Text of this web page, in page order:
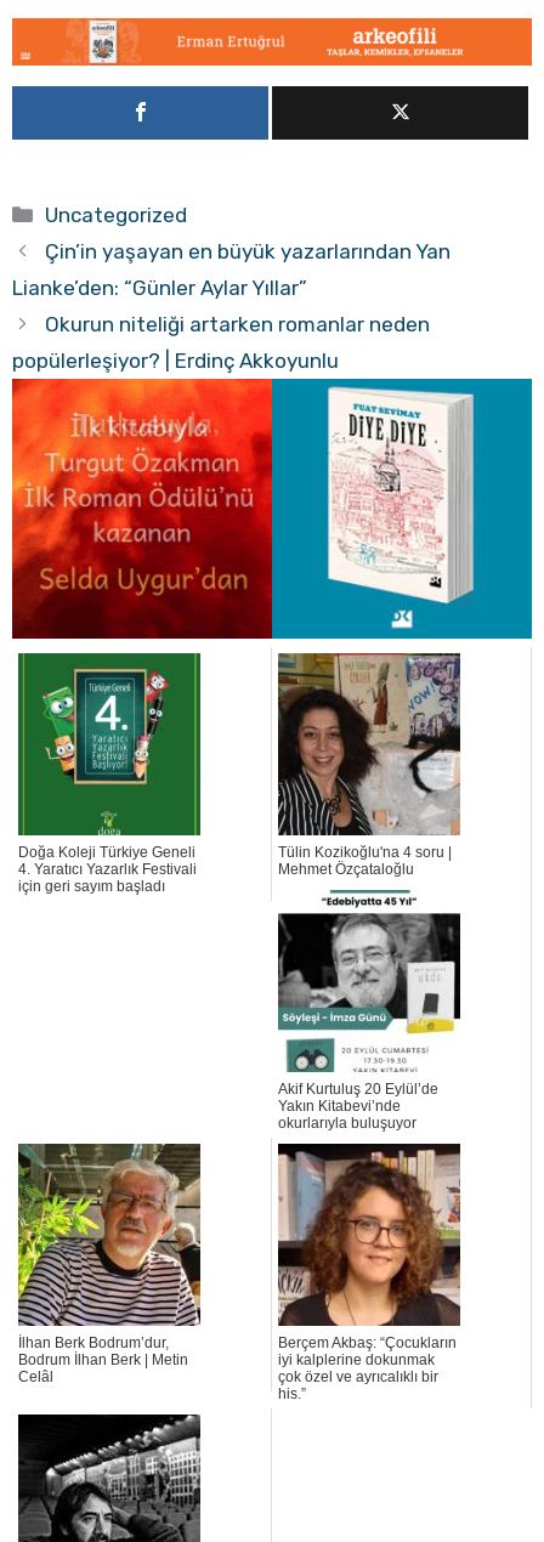
Kategoriler
Uncategorized
Çin’in yaşayan en büyük yazarlarından Yan
Lianke’den: “Günler Aylar Yıllar”
Okurun niteliği artarken romanlar neden
popülerleşiyor? | Erdinç Akkoyunlu
Doğa Koleji Türkiye Geneli
4. Yaratıcı Yazarlık Festivali
için geri sayım başladı
Tülin Kozikoğlu'na 4 soru |
Mehmet Özçataloğlu
Akif Kurtuluş 20 Eylül’de
Yakın Kitabevi’nde
okurlarıyla buluşuyor
İlhan Berk Bodrum’dur,
Bodrum İlhan Berk | Metin
Celâl
Berçem Akbaş: “Çocukların
iyi kalplerine dokunmak
çok özel ve ayrıcalıklı bir
his.”